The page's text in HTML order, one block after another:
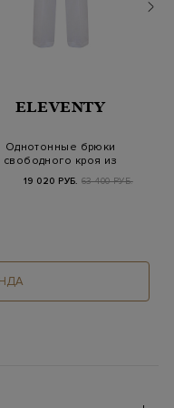
ELEVENTY
Однотонные брюки
свободного кроя из
19 020 РУБ. 63 400 РУБ.